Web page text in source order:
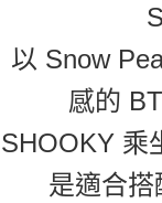
１．透過由恩沛科技
易，需依本服務之必
權轉讓予恩沛科技股
２．關於個人資料處
https://aftee.tw/terms/
３．未成年的使用者
「AFTEE先享後付」
任。
以 Snow
感的
SHOOKY 乘
是適合搭